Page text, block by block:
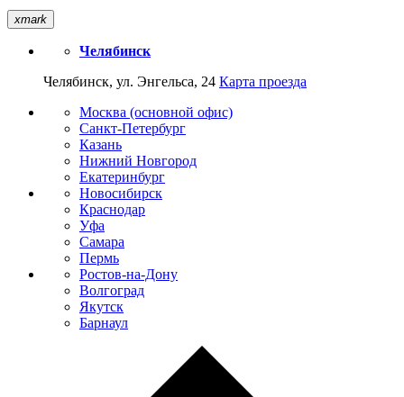
xmark
Челябинск
Челябинск, ул. Энгельса, 24 Карта проезда
Москва (основной офис)
Санкт-Петербург
Казань
Нижний Новгород
Екатеринбург
Новосибирск
Краснодар
Уфа
Самара
Пермь
Ростов-на-Дону
Волгоград
Якутск
Барнаул